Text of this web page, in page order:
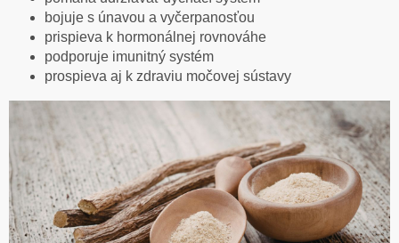
bojuje s únavou a vyčerpanosťou
prispieva k hormonálnej rovnováhe
podporuje imunitný systém
prospieva aj k zdraviu močovej sústavy